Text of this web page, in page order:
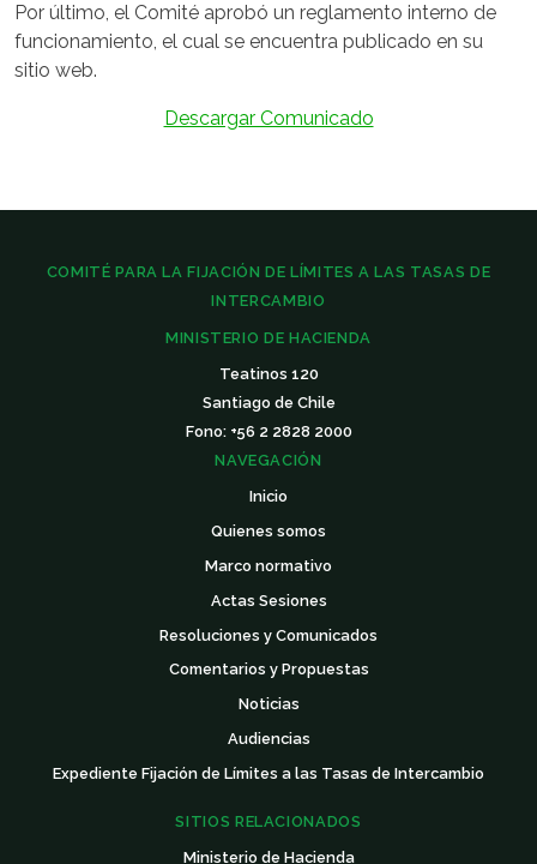
Por último, el Comité aprobó un reglamento interno de
funcionamiento, el cual se encuentra publicado en su
sitio web.
Descargar Comunicado
COMITÉ PARA LA FIJACIÓN DE LÍMITES A LAS TASAS DE
INTERCAMBIO
MINISTERIO DE HACIENDA
Teatinos 120
Santiago de Chile
Fono: +56 2 2828 2000
NAVEGACIÓN
Inicio
Quienes somos
Marco normativo
Actas Sesiones
Resoluciones y Comunicados
Comentarios y Propuestas
Noticias
Audiencias
Expediente Fijación de Límites a las Tasas de Intercambio
SITIOS RELACIONADOS
Ministerio de Hacienda